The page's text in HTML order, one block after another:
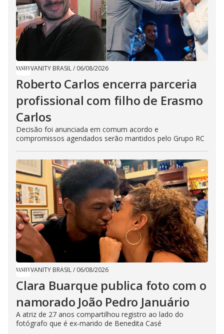
VANITY BRASIL/ 06/08/2026
Roberto Carlos encerra parceria
profissional com filho de Erasmo
Carlos
Decisão foi anunciada em comum acordo e
compromissos agendados serão mantidos pelo Grupo RC
VANITY BRASIL/ 06/08/2026
Clara Buarque publica foto com o
namorado João Pedro Januário
A atriz de 27 anos compartilhou registro ao lado do
fotógrafo que é ex-marido de Benedita Casé